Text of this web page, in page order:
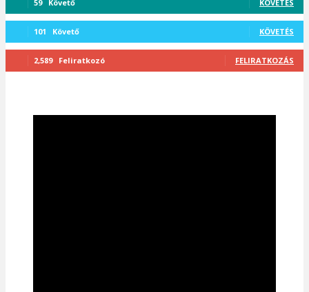
59 Követő KÖVETÉS
101 Követő KÖVETÉS
2,589 Feliratkozó FELIRATKOZÁS